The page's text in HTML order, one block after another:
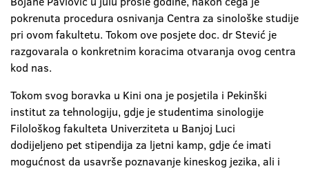
pokrenuta procedura osnivanja Centra za sinološke studije
pri ovom fakultetu. Tokom ove posjete doc. dr Stević je
razgovarala o konkretnim koracima otvaranja ovog centra
kod nas.
Tokom svog boravka u Kini ona je posjetila i Pekinški
institut za tehnologiju, gdje je studentima sinologije
Filološkog fakulteta Univerziteta u Banjoj Luci
dodijeljeno pet stipendija za ljetni kamp, gdje će imati
mogućnost da usavrše poznavanje kineskog jezika, ali i